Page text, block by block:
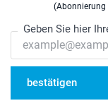
Geben Sie hier
bestätigen